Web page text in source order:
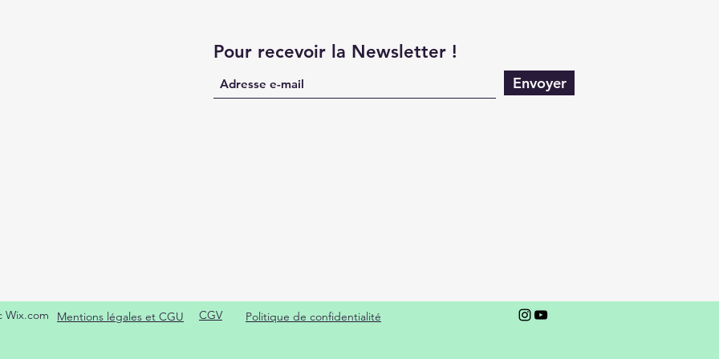
Pour recevoir la Newsletter !
Envoyer
Wix.com Mentions légales et CGU CGV Politique de confidentialité